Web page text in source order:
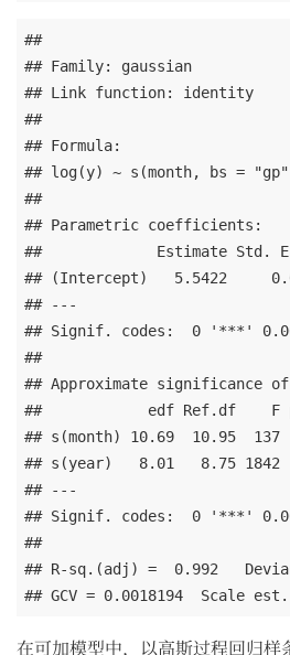
##
## Family: gaussian
## Link function: identity
##
## Formula:
## log(y) ~ s(month, bs =
##
## Parametric coefficients:
##             Estimate
## (Intercept)   5.5422
## ---
## Signif. codes:  0 '***'
##
## Approximate significance of
##            edf Ref.df
## s(month) 10.69  10.95  137
## s(year)   8.01   8.75 1842
## ---
## Signif. codes:  0 '***'
##
## R-sq.(adj) =  0.992
## GCV = 0.0018194  Scale
在可加模型中，以高斯过程回归样